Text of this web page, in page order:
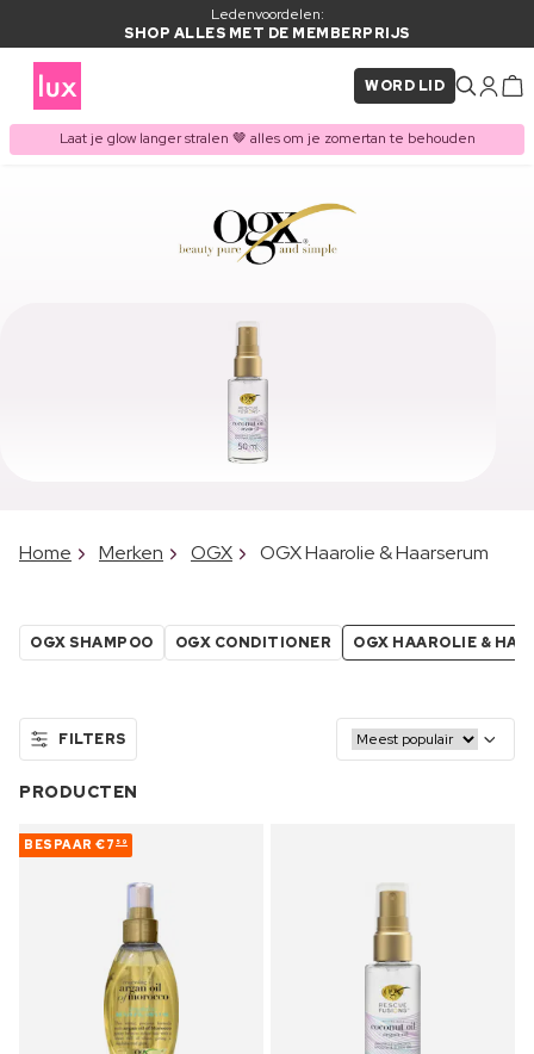
Ledenvoordelen:
SHOP ALLES MET DE MEMBERPRIJS
WORD LID
Laat je glow langer stralen 🤎 alles om je zomertan te behouden
Home Merken OGX OGX Haarolie & Haarserum
OGX SHAMPOO OGX CONDITIONER OGX HAAROLIE &
FILTERS
PRODUCTEN
BESPAAR €7 59